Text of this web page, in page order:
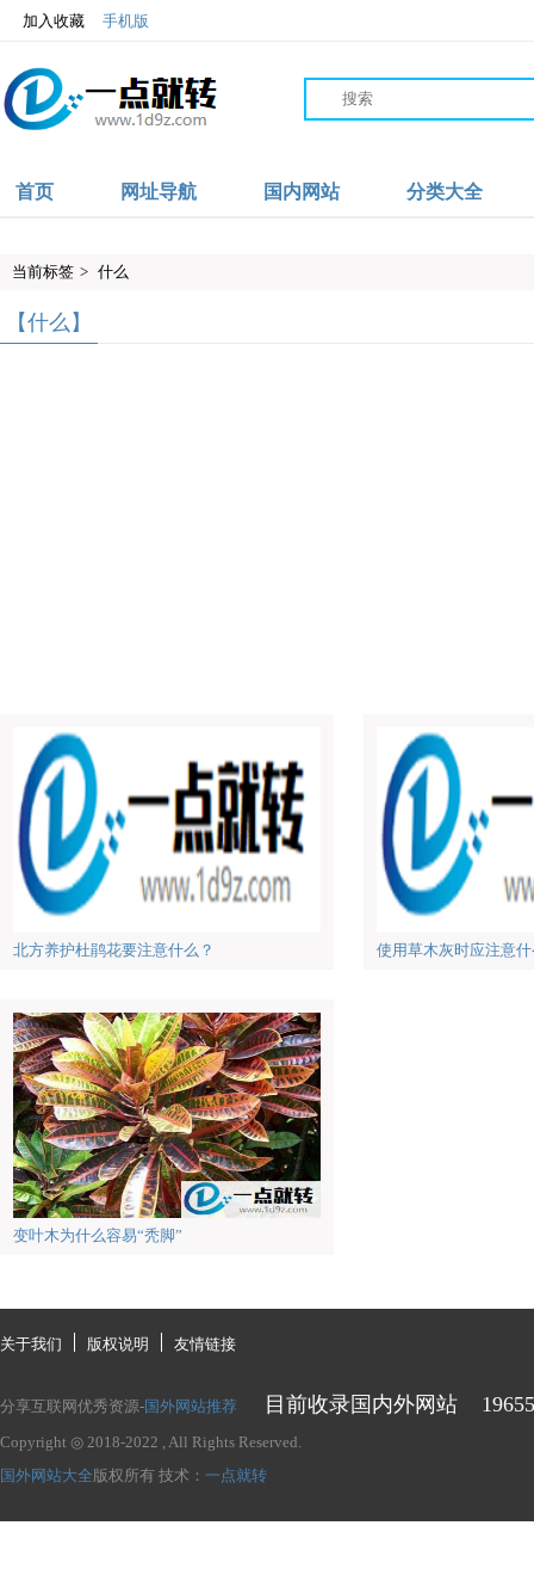
加入收藏 手机版
首页 网址导航 国内网站 分类大全
当前标签 > 什么
【什么】
北方养护杜鹃花要注意什么？ 使用草木灰时应注意
变叶木为什么容易“秃脚”
关于我们 版权说明 友情链接
分享互联网优秀资源-国外网站推荐 目前收录国内外网站 19655
Copyright ◎ 2018-2022 , All Rights Reserved.
国外网站大全 版权所有 技术： 一点就转